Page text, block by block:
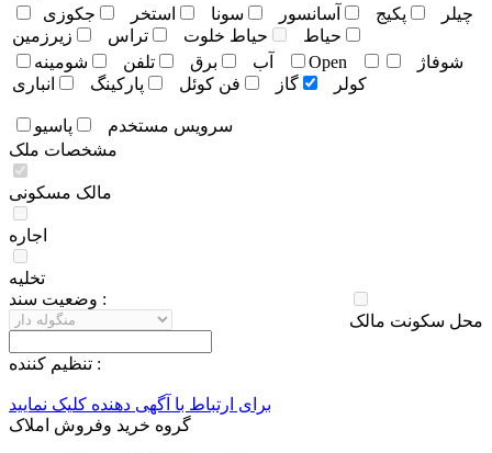
چيلر
پکيج آسانسور سونا استخر
جکوزی
حياط
حياط خلوت تراس
زيرزمين
آب
برق تلفن شومينه Open
شوفاژ
کولر
گاز فن کوئل پارکينگ انباری
سرويس مستخدم
پاسيو
مشخصات ملک
مالک مسکونی
اجاره
تخلیه
محل سکونت مالک
وضعيت سند :
تنظيم کننده :
برای ارتباط با آگهی دهنده کلیک نمایید
گروه خرید وفروش املاک